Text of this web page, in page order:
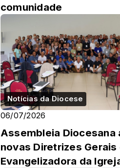
comunidade
Notícias da Diocese
06/07/2026
Assembleia Diocesana
novas Diretrizes Gerais
Evangelizadora da